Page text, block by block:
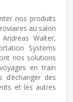
nos produits
au salon
Walter,
Systems
nos solutions
en train
des
et les autres